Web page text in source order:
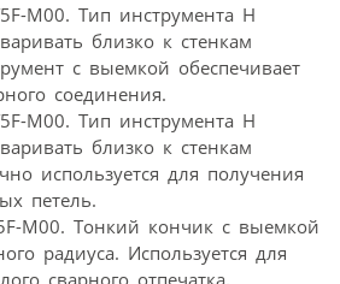
M00. Тип инструмента H
близко к стенкам
с выемкой обеспечивает
соединения.
M00. Тип инструмента H
близко к стенкам
используется для получения
петель.
M00. Тонкий кончик с выемкой
радиуса. Используется для
сварного отпечатка.